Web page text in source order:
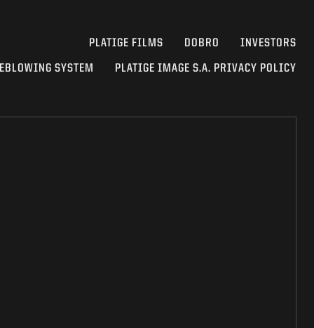
PLATIGE FILMS DOBRO INVESTORS
SYSTEM PLATIGE IMAGE S.A. PRIVACY POLICY